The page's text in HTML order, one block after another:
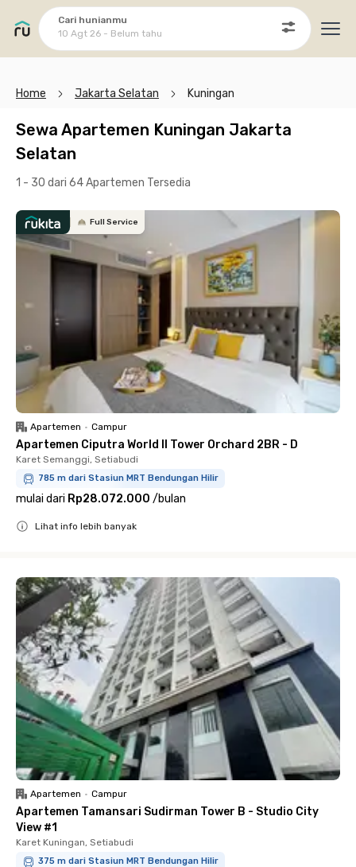
Cari hunianmu
10 Agt 26 - Belum tahu
Home Jakarta Selatan Kuningan
Sewa Apartemen Kuningan Jakarta
Selatan
1 - 30 dari 64 Apartemen Tersedia
Full Service
Apartemen • Campur
Apartemen Ciputra World II Tower Orchard 2BR - D
Karet Semanggi, Setiabudi
785 m dari Stasiun MRT Bendungan Hilir
mulai dari Rp28.072.000 /bulan
Lihat info lebih banyak
Apartemen • Campur
Apartemen Tamansari Sudirman Tower B - Studio City
View #1
Karet Kuningan, Setiabudi
375 m dari Stasiun MRT Bendungan Hilir